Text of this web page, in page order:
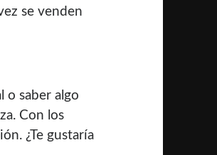
se venden
o saber algo
Con los
¿Te gustaría